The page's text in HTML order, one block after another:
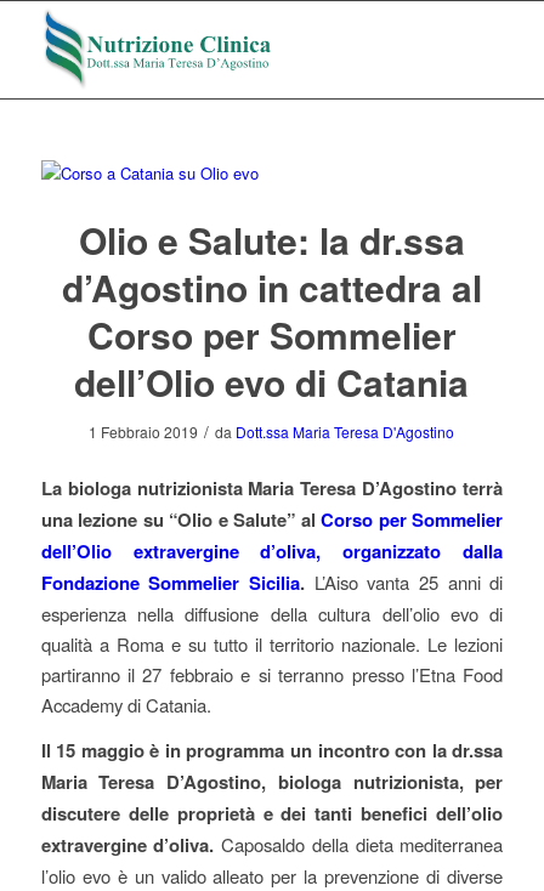
Olio e Salute: la dr.ssa
d’Agostino in cattedra al
Corso per Sommelier
dell’Olio evo di Catania
1 Febbraio 2019 / da Dott.ssa Maria Teresa D'Agostino
La biologa nutrizionista Maria Teresa D’Agostino terrà
una lezione su “Olio e Salute” alCorso per Sommelier
dell’Olio extravergine d’oliva, organizzato dalla
Fondazione Sommelier Sicilia.L’Aiso vanta 25 anni di
esperienza nella diffusione della cultura dell’olio evo di
qualità a Roma e su tutto il territorio nazionale. Le lezioni
partiranno il 27 febbraio e si terranno presso l’Etna Food
Accademy di Catania.
Il 15 maggio è in programma un incontro con la dr.ssa
Maria Teresa D’Agostino, biologa nutrizionista, per
discutere delle proprietà e dei tanti benefici dell’olio
extravergine d’oliva. Caposaldo della dieta mediterranea
l’olio evo è un valido alleato per la prevenzione di diverse